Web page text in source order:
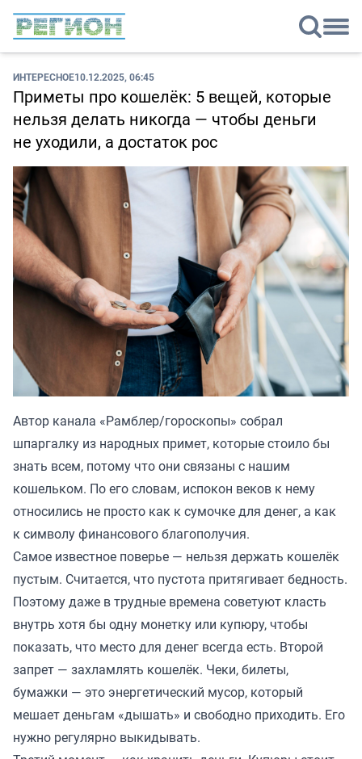
ИНТЕРЕСНОЕ10.12.2025, 06:45
Приметы про кошелёк: 5 вещей, которые
нельзя делать никогда — чтобы деньги
не уходили, а достаток рос
Автор канала «Рамблер/гороскопы» собрал
шпаргалку из народных примет, которые стоило бы
знать всем, потому что они связаны с нашим
кошельком. По его словам, испокон веков к нему
относились не просто как к сумочке для денег, а как
к символу финансового благополучия.
Самое известное поверье — нельзя держать кошелёк
пустым. Считается, что пустота притягивает бедность.
Поэтому даже в трудные времена советуют класть
внутрь хотя бы одну монетку или купюру, чтобы
показать, что место для денег всегда есть. Второй
запрет — захламлять кошелёк. Чеки, билеты,
бумажки — это энергетический мусор, который
мешает деньгам «дышать» и свободно приходить. Его
нужно регулярно выкидывать.